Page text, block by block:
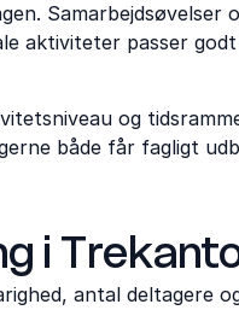
Samarbejdsøvelser
aktiviteter passer
og
både får fagligt
i
antal deltagere